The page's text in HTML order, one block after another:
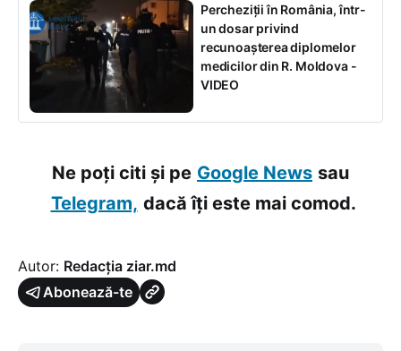
Percheziții în România, într-
un dosar privind
recunoașterea diplomelor
medicilor din R. Moldova -
VIDEO
Ne poți citi și pe Google News sau
Telegram, dacă îți este mai comod.
Autor: Redacția ziar.md
Abonează-te